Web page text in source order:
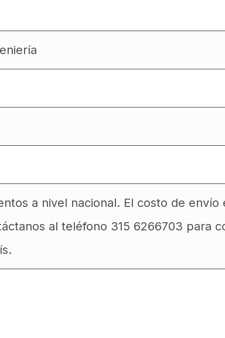
a nivel nacional. El costo de envío
al teléfono 315 6266703 para